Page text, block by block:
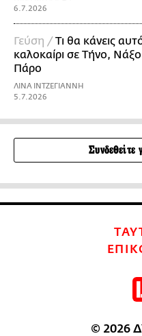
6.7.2026
Γεύση /Τι θα κάνεις
καλοκαίρι σε Τήνο, Νάξο
Πάρο
ΛΙΝΑ ΙΝΤΖΕΓΙΑΝΝΗ
5.7.2026
Συνδεθείτε
© 2026